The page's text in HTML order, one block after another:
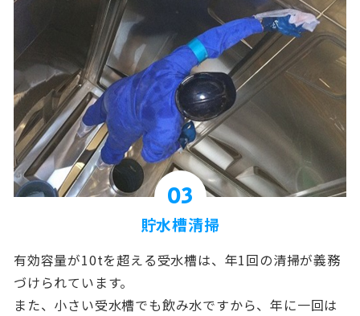
03
貯水槽清掃
有効容量が10tを超える受水槽は、年1回の清掃が義務
づけられています。
また、小さい受水槽でも飲み水ですから、年に一回は